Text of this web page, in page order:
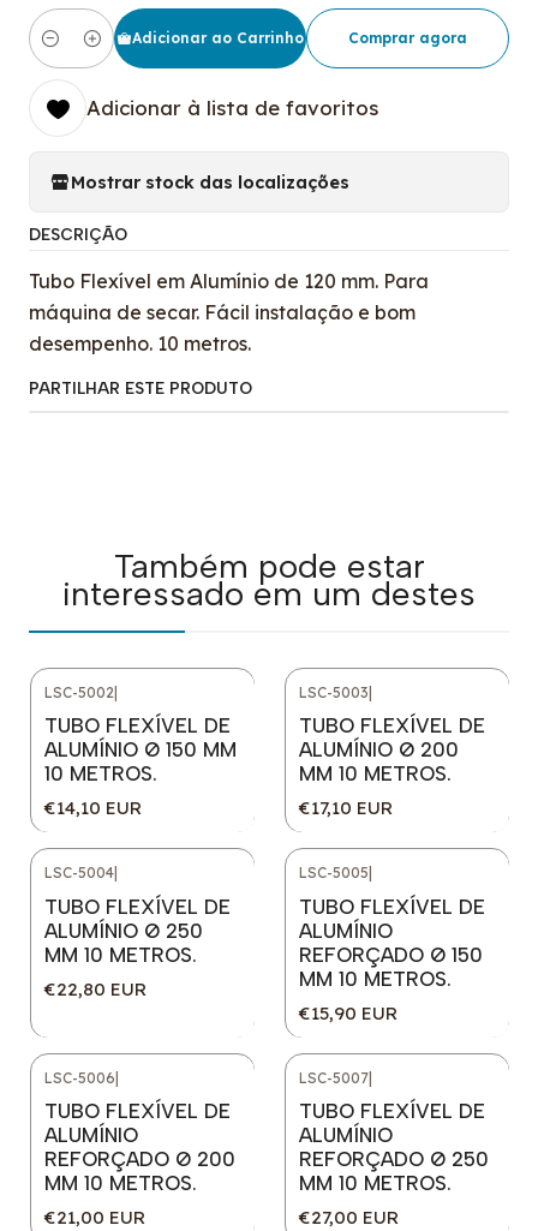
Quantidade
Adicionar ao Carrinho Comprar agora
Adicionar à lista de favoritos
Mostrar stock das localizações
DESCRIÇÃO
Tubo Flexível em Alumínio de 120 mm. Para
máquina de secar. Fácil instalação e bom
desempenho. 10 metros.
PARTILHAR ESTE PRODUTO
Também pode estar
interessado em um destes
LSC-5002
TUBO FLEXÍVEL DE
ALUMÍNIO Ø 150 MM
10 METROS.
€14,10 EUR
LSC-5003
TUBO FLEXÍVEL DE
ALUMÍNIO Ø 200
MM 10 METROS.
€17,10 EUR
LSC-5004
TUBO FLEXÍVEL DE
ALUMÍNIO Ø 250
MM 10 METROS.
€22,80 EUR
LSC-5005
TUBO FLEXÍVEL DE
ALUMÍNIO
REFORÇADO Ø 150
MM 10 METROS.
€15,90 EUR
LSC-5006
TUBO FLEXÍVEL DE
ALUMÍNIO
REFORÇADO Ø 200
MM 10 METROS.
€21,00 EUR
LSC-5007
TUBO FLEXÍVEL DE
ALUMÍNIO
REFORÇADO Ø 250
MM 10 METROS.
€27,00 EUR